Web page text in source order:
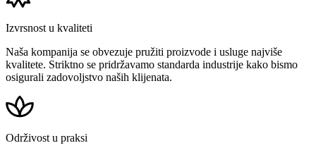
Izvrsnost u kvaliteti
Naša kompanija se obvezuje pružiti proizvode i usluge najviše
kvalitete. Striktno se pridržavamo standarda industrije kako bismo
osigurali zadovoljstvo naših klijenata.
Održivost u praksi